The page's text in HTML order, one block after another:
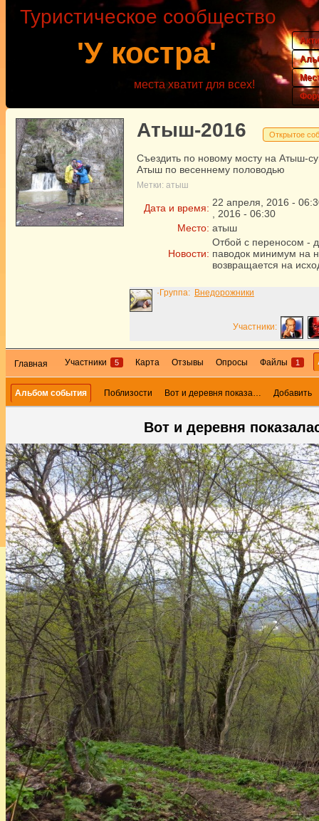
'У костра'
Туристическое сообщество
места хватит для всех!
Атыш-2016 Открытое
Съездить по новому мосту на Атыш-
Атыш по весеннему половодью
Метки: атыш
Дата и время: 22 апреля 2016 -
2016 - 06:30
Место: атыш
Новости:
Отбой с переносом -
паводок минимум на
возвращается на
·Группа: Внедорожники
Участники:
Главная Участники 5 Карта Отзывы Опросы Файлы 1
Альбом события Поблизости Вот и деревня показа… Добавить
Вот и деревня